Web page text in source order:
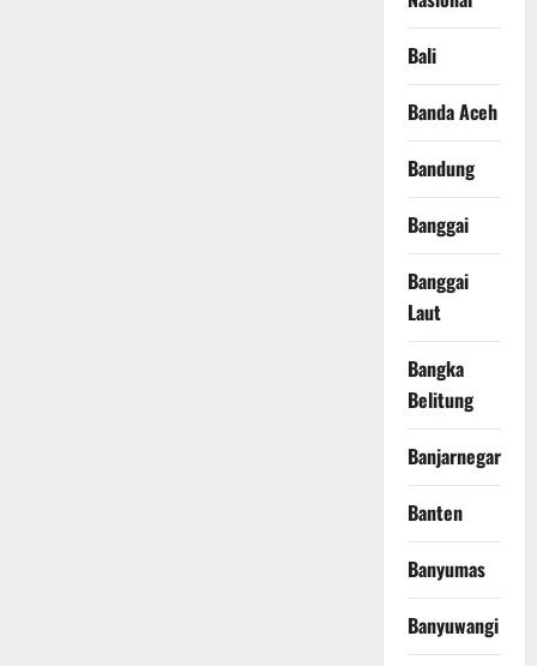
Bali
Banda Aceh
Bandung
Banggai
Banggai
Laut
Bangka
Belitung
Banjarnegara
Banten
Banyumas
Banyuwangi